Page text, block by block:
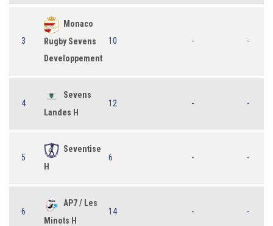
3
Monaco
Rugby Sevens
Developpement
10 - -
4
Sevens
Landes H
12 - -
5
Seventise
H
6 - -
6
AP7 / Les
Minots H
14 - -